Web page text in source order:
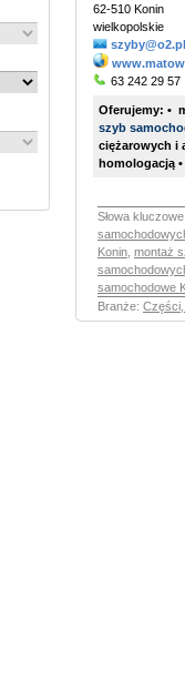
62-510 Konin
wielkopolskie
szyby@o2.pl
63 242 29 57
Oferujemy: •
szyb
ciężarowych i
homologacją •
Słowa kluczowe:
Konin montaż
samochodowe
Branże: